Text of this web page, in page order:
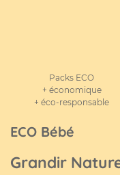
Packs ECO
+ économique
+ éco-responsable
ECO Bébé
Grandir